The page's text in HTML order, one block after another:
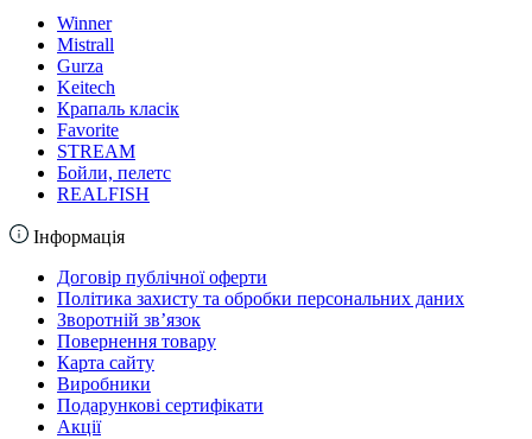
Winner
Mistrall
Gurza
Keitech
Крапаль класік
Favorite
STREAM
Бойли, пелетс
REALFISH
Інформація
Договір публічної оферти
Політика захисту та обробки персональних даних
Зворотній зв’язок
Повернення товару
Карта сайту
Виробники
Подарункові сертифікати
Акції